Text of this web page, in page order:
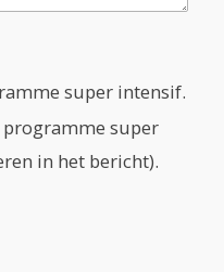
super intensif.
super
in het bericht).